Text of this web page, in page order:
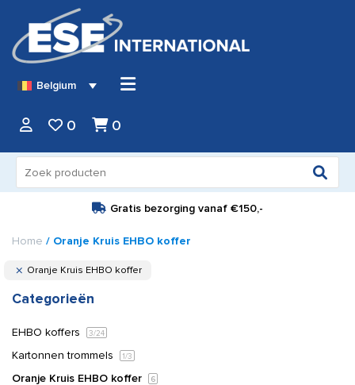
Belgium
0 0
naar:
Gratis bezorging vanaf €150,-
Home / Oranje Kruis EHBO koffer
Oranje Kruis EHBO koffer
Categorieën
EHBO koffers 3/24
Kartonnen trommels 1/3
Oranje Kruis EHBO koffer 6